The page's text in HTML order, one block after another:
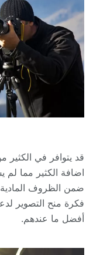
قد يتوافر في الكثير
اضافة الكثير مما لم
ضمن الظروف
فكرة منح التصوير
أفضل ما عندهم.